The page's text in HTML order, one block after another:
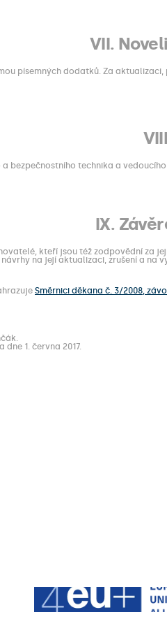
VII.
písemných dodatků. Za
bezpečnostního technika a
IX.
kteří jsou též zodpovědní za
na její aktualizaci, zrušení a na
Směrnici děkana č. 3/2008,
1. června 2017.